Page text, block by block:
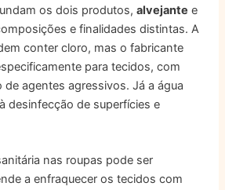
os dois produtos,alvejante e
e finalidades distintas. A
conter cloro, mas o fabricante
para tecidos, com
agentes agressivos. Já a água
desinfecção de superfícies e
nas roupas pode ser
a enfraquecer os tecidos com